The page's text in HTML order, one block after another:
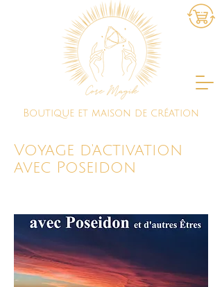
Boutique et maison de création
Voyage d'activation
avec Poseidon